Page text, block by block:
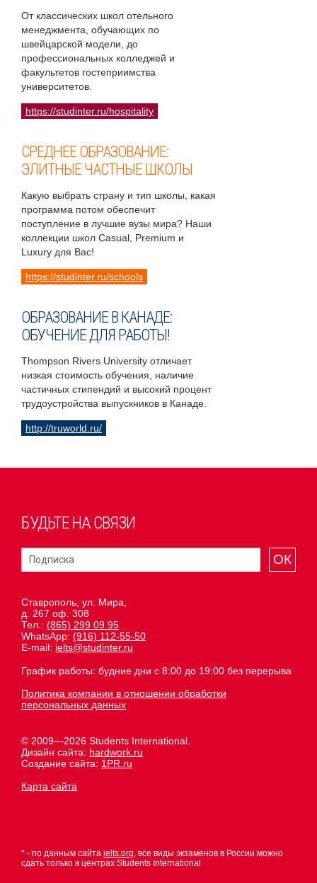
От классических школ отельного
менеджмента, обучающих по
швейцарской модели, до
профессиональных колледжей и
факультетов гостеприимства
университетов.
https://studinter.ru/hospitality
СРЕДНЕЕ ОБРАЗОВАНИЕ:
ЭЛИТНЫЕ ЧАСТНЫЕ ШКОЛЫ
Какую выбрать страну и тип школы, какая
программа потом обеспечит
поступление в лучшие вузы мира? Наши
коллекции школ Casual, Premium и
Luxury для Вас!
https://studinter.ru/schools
ОБРАЗОВАНИЕ В КАНАДЕ:
ОБУЧЕНИЕ ДЛЯ РАБОТЫ!
Thompson Rivers University отличает
низкая стоимость обучения, наличие
частичных стипендий и высокий процент
трудоустройства выпускников в Канаде.
http://truworld.ru/
БУДЬТЕ НА СВЯЗИ
ОК
Ставрополь, ул. Мира,
д. 267 оф. 308
Тел.: (865) 299 09 95
WhatsApp: (916) 112-55-50
E-mail: ielts@studinter.ru
График работы: будние дни с 8:00 до 19:00 без перерыва
Политика компании в отношении обработки
персональных данных
© 2009—2026 Students International.
Дизайн сайта: hardwork.ru
Создание сайта: 1PR.ru
Карта сайта
* - по данным сайта ielts.org, все виды экзаменов в России можно
сдать только в центрах Students International